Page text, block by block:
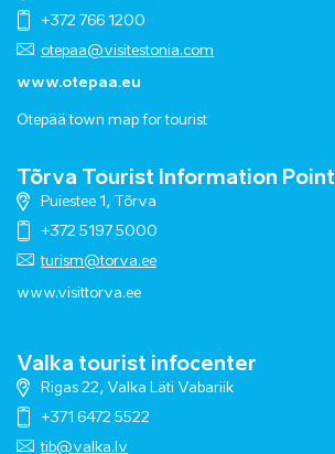
+372 766 1200
otepaa@visitestonia.com
www.otepaa.eu
Otepää town map for tourist
Tõrva Tourist Information Point
Puiestee 1, Tõrva
+372 5197 5000
turism@torva.ee
www.visittorva.ee
Valka tourist infocenter
Rigas 22, Valka Läti Vabariik
+371 6472 5522
tib@valka.lv